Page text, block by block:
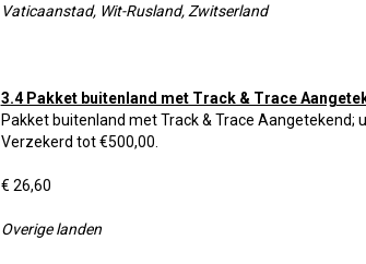
Vaticaanstad, Wit-Rusland, Zwitserland
3.4 Pakket buitenland met Track & Trace
Pakket buitenland met Track & Trace Aangetekend;
Verzekerd tot €500,00.
€ 26,60
Overige landen